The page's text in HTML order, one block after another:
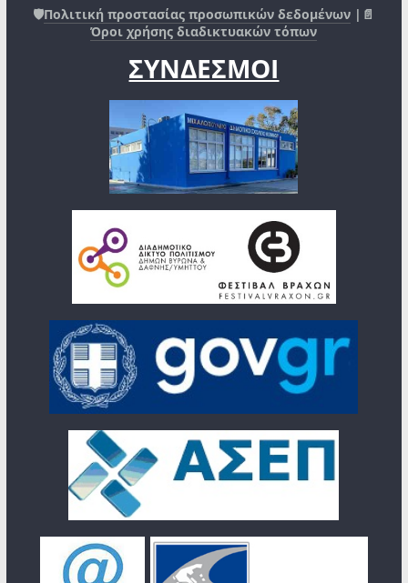
🛡️Πολιτική προστασίας προσωπικών δεδομένων |📄
Όροι χρήσης διαδικτυακών τόπων
ΣΥΝΔΕΣΜΟΙ